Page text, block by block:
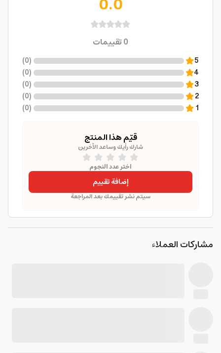
0تقييمات
5
(
0
)
4
(
0
)
3
(
0
)
2
(
0
)
1
(
0
)
قيّم هذا المنتج
شارك رأيك وساعد الآخرين
اختر عدد النجوم
إضافة تقييم
سيتم نشر تقييمك بعد المراجعة
مشاركات العملاء